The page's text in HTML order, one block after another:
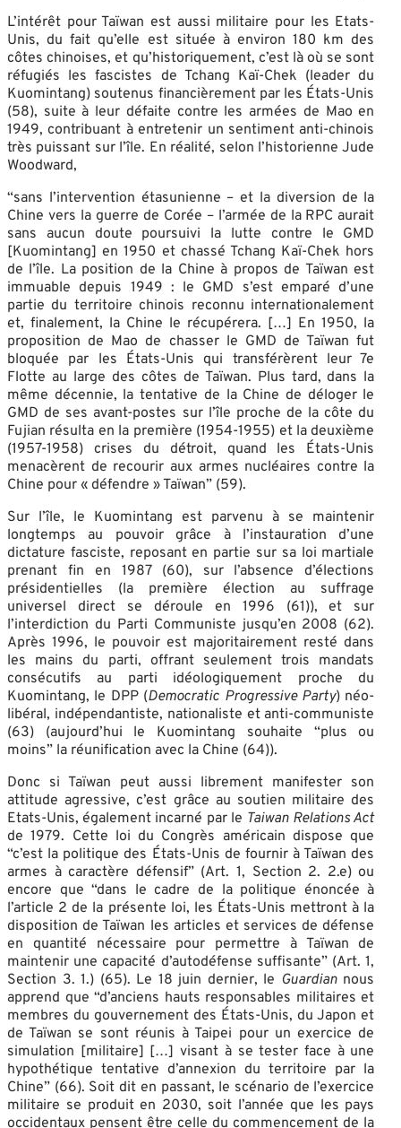
L’intérêt pour Taïwan est aussi militaire pour les Etats-
Unis, du fait qu’elle est située à environ 180 km des
côtes chinoises, et qu’historiquement, c’est là où se sont
réfugiés les fascistes de Tchang Kaï-Chek (leader du
Kuomintang) soutenus financièrement par les États-Unis
(58), suite à leur défaite contre les armées de Mao en
1949, contribuant à entretenir un sentiment anti-chinois
très puissant sur l’île. En réalité, selon l’historienne Jude
Woodward,
“sans l’intervention étasunienne – et la diversion de la
Chine vers la guerre de Corée – l’armée de la RPC aurait
sans aucun doute poursuivi la lutte contre le GMD
[Kuomintang] en 1950 et chassé Tchang Kaï-Chek hors
de l’île. La position de la Chine à propos de Taïwan est
immuable depuis 1949 : le GMD s’est emparé d’une
partie du territoire chinois reconnu internationalement
et, finalement, la Chine le récupérera. […] En 1950, la
proposition de Mao de chasser le GMD de Taïwan fut
bloquée par les États-Unis qui transférèrent leur 7e
Flotte au large des côtes de Taïwan. Plus tard, dans la
même décennie, la tentative de la Chine de déloger le
GMD de ses avant-postes sur l’île proche de la côte du
Fujian résulta en la première (1954-1955) et la deuxième
(1957-1958) crises du détroit, quand les États-Unis
menacèrent de recourir aux armes nucléaires contre la
Chine pour « défendre » Taïwan” (59).
Sur l’île, le Kuomintang est parvenu à se maintenir
longtemps au pouvoir grâce à l’instauration d’une
dictature fasciste, reposant en partie sur sa loi martiale
prenant fin en 1987 (60), sur l’absence d’élections
présidentielles (la première élection au suffrage
universel direct se déroule en 1996 (61)), et sur
l’interdiction du Parti Communiste jusqu’en 2008 (62).
Après 1996, le pouvoir est majoritairement resté dans
les mains du parti, offrant seulement trois mandats
consécutifs au parti idéologiquement proche du
Kuomintang, le DPP (Democratic Progressive Party) néo-
libéral, indépendantiste, nationaliste et anti-communiste
(63) (aujourd’hui le Kuomintang souhaite “plus ou
moins” la réunification avec la Chine (64)).
Donc si Taïwan peut aussi librement manifester son
attitude agressive, c’est grâce au soutien militaire des
Etats-Unis, également incarné par le Taiwan Relations Act
de 1979. Cette loi du Congrès américain dispose que
“c’est la politique des États-Unis de fournir à Taïwan des
armes à caractère défensif” (Art. 1, Section 2. 2.e) ou
encore que “dans le cadre de la politique énoncée à
l’article 2 de la présente loi, les États-Unis mettront à la
disposition de Taïwan les articles et services de défense
en quantité nécessaire pour permettre à Taïwan de
maintenir une capacité d’autodéfense suffisante” (Art. 1,
Section 3. 1.) (65). Le 18 juin dernier, le Guardiannous
apprend que “d’anciens hauts responsables militaires et
membres du gouvernement des États-Unis, du Japon et
de Taïwan se sont réunis à Taipei pour un exercice de
simulation [militaire] […] visant à se tester face à une
hypothétique tentative d’annexion du territoire par la
Chine” (66). Soit dit en passant, le scénario de l’exercice
militaire se produit en 2030, soit l’année que les pays
occidentaux pensent être celle du commencement de la